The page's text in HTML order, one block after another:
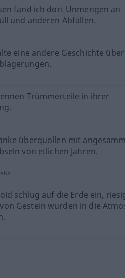
fand ich dort Unmengen an
und anderen Abfällen.
eine andere Geschichte über
Trümmerteile in ihrer
überquollen mit
von etlichen Jahren.
schlug auf die Erde ein,
Gestein wurden in die